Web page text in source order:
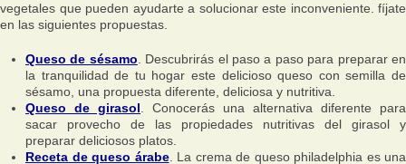
vegetales que pueden ayudarte a solucionar este inconveniente. fíjate
en las siguientes propuestas.
Queso de sésamo . Descubrirás el paso a paso para preparar en
la tranquilidad de tu hogar este delicioso queso con semilla de
sésamo, una propuesta diferente, deliciosa y nutritiva.
Queso de girasol . Conocerás una alternativa diferente para
sacar provecho de las propiedades nutritivas del girasol y
preparar deliciosos platos.
Receta de queso árabe. La crema de queso philadelphia es una